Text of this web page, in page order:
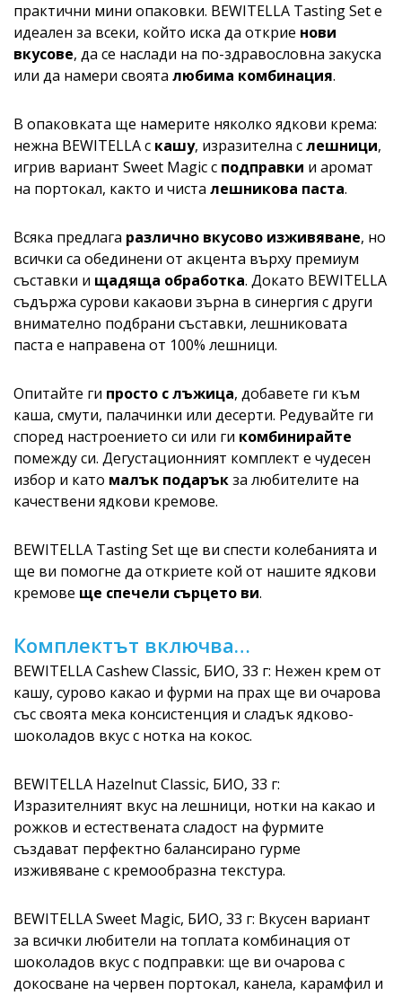
практични мини опаковки. BEWITELLA Tasting Set е
идеален за всеки, който иска да открие нови
вкусове, да се наслади на по-здравословна закуска
или да намери своята любима комбинация.
В опаковката ще намерите няколко ядкови крема:
нежна BEWITELLA с кашу, изразителна слешници,
игрив вариант Sweet Magic с подправки и аромат
на портокал, както и чиста лешникова паста.
Всяка предлага различно вкусово изживяване, но
всички са обединени от акцента върху премиум
съставки и щадяща обработка. Докато BEWITELLA
съдържа сурови какаови зърна в синергия с други
внимателно подбрани съставки, лешниковата
паста е направена от 100% лешници.
Опитайте ги просто с лъжица, добавете ги към
каша, смути, палачинки или десерти. Редувайте ги
според настроението си или ги комбинирайте
помежду си. Дегустационният комплект е чудесен
избор и като малък подаръкза любителите на
качествени ядкови кремове.
BEWITELLA Tasting Set ще ви спести колебанията и
ще ви помогне да откриете кой от нашите ядкови
кремове ще спечели сърцето ви.
Комплектът включва…
BEWITELLA Cashew Classic, БИО, 33 г: Нежен крем от
кашу, сурово какао и фурми на прах ще ви очарова
със своята мека консистенция и сладък ядково-
шоколадов вкус с нотка на кокос.
BEWITELLA Hazelnut Classic, БИО, 33 г:
Изразителният вкус на лешници, нотки на какао и
рожков и естествената сладост на фурмите
създават перфектно балансирано гурме
изживяване с кремообразна текстура.
BEWITELLA Sweet Magic, БИО, 33 г: Вкусен вариант
за всички любители на топлата комбинация от
шоколадов вкус с подправки: ще ви очарова с
докосване на червен портокал, канела, карамфил и